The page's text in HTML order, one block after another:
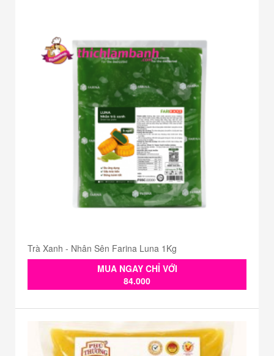
Trà Xanh - Nhân Sên Farina Luna 1Kg
MUA NGAY CHỈ VỚI
84.000